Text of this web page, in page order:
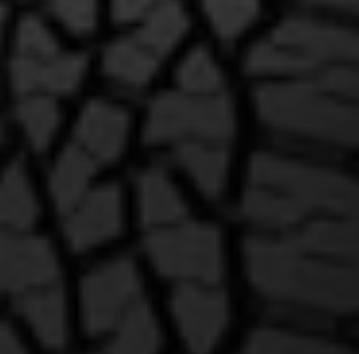
véhicule directement avant de commander.